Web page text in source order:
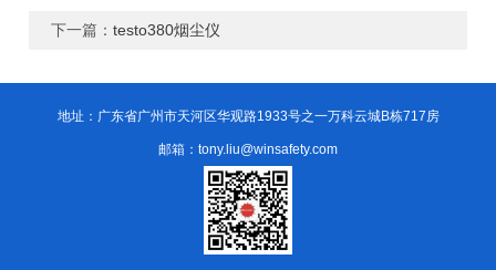
下一篇：testo380烟尘仪
地址：广东省广州市天河区华观路1933号之一万科云城B栋717房
邮箱：tony.liu@winsafety.com